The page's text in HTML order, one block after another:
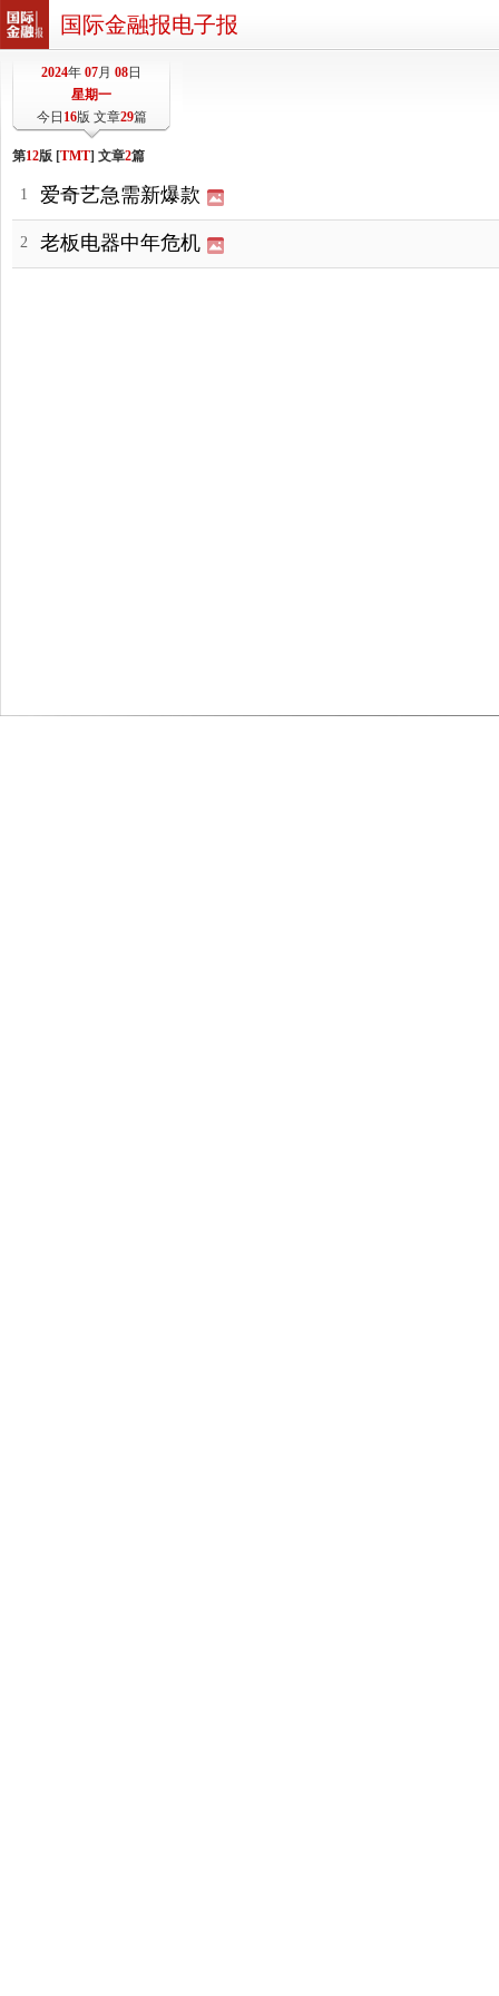
国际金融报电子报
2024年 07月 08日
星期一
今日 16版 文章29篇
第12版 [TMT] 文章2篇
1 爱奇艺急需新爆款
2 老板电器中年危机